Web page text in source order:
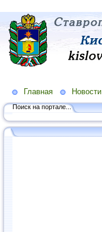
Главная Новости
Поиск на портале...